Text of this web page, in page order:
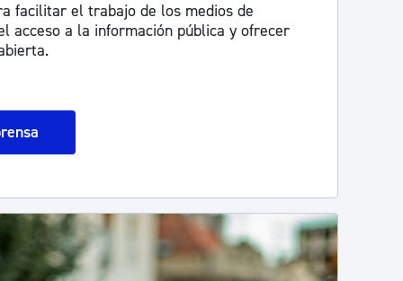
facilitar el trabajo de los medios de
acceso a la información pública y ofrecer